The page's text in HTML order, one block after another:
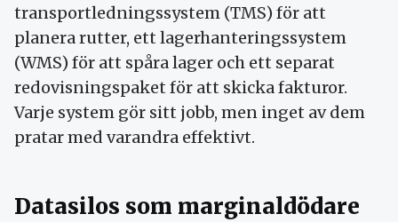
transportledningssystem (TMS) för att
planera rutter, ett lagerhanteringssystem
(WMS) för att spåra lager och ett separat
redovisningspaket för att skicka fakturor.
Varje system gör sitt jobb, men inget av dem
pratar med varandra effektivt.
Datasilos som marginaldödare